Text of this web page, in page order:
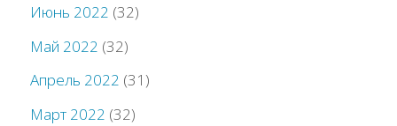
Июнь 2022 (32)
Май 2022 (32)
Апрель 2022 (31)
Март 2022 (32)